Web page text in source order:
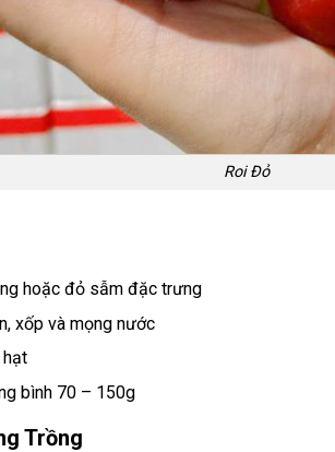
Roi Đỏ
hoặc đỏ sẫm đặc trưng
xốp và mọng nước
hạt
bình 70 – 150g
Trồng